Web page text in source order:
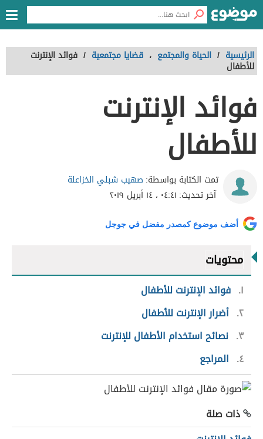
الرئيسية / الحياة والمجتمع ، قضايا مجتمعية / فوائد الإنترنت
للأطفال
فوائد الإنترنت
للأطفال
تمت الكتابة بواسطة: صهيب شبلي الخزاعلة
آخر تحديث: ٠٤:٤١ ، ١٤ أبريل ٢٠١٩
أضف موضوع كمصدر مفضل في جوجل
محتويات
١ فوائد الإنترنت للأطفال
٢ أضرار الإنترنت للأطفال
٣ نصائح استخدام الأطفال للإنترنت
٤
المراجع
ذات صلة